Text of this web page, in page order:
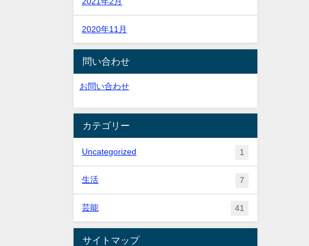
2020年11月
問い合わせ
お問い合わせ
カテゴリー
Uncategorized 1
生活 7
芸能 41
サイトマップ